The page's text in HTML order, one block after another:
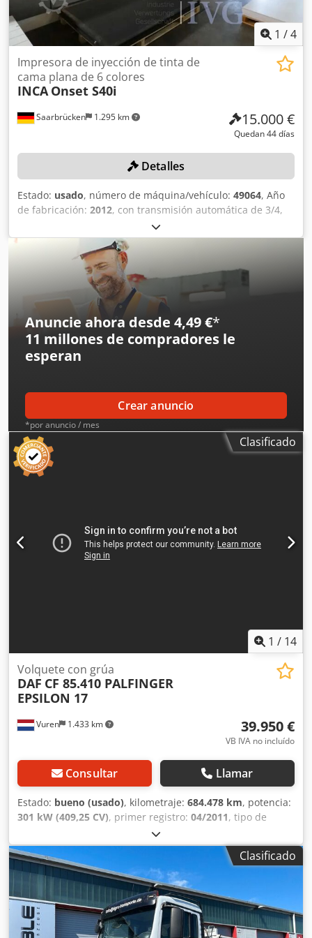
1 /4
Saarbrücken 1.295 km
Impresora de inyección de tinta de
cama plana de 6 colores
INCA Onset S40i
15.000 €
Quedan 44 días
Detalles
Estado: usado, número de máquina/vehículo: 49064, Año
de fabricación: 2012, con transmisión automática de 3/4,
kit antiestático, peso: aproximadamente 6000 kg, 6 colores,
con sistema de apilamiento lateral izquierdo con mesa
elevadora de tijera, mesa de transferencia lateral derecha
con elementos plegables neumáticos, unidad de control,
sistema de escáner láser SICK, 1 depósito de aire
comprimido ATLAS COPCO Ø 60 x 150 cm, sistema de
refrigeración/unidad de enfriamiento industrial PARKER
Hyperchill Hiross, R407c (el sistema de refrigeración está
defectuoso). Dsdpfjzqzaqox Acyekr
Anuncie ahora desde 4,49 €*
11 millones de compradores le
esperan
Crear anuncio
*por anuncio / mes
Clasificado
1 / 14
Vuren 1.433 km
Volquete con grúa
DAF CF 85.410 PALFINGER
EPSILON 17
39.950 €
VB IVA no incluído
Consultar Llamar
Estado: bueno (usado), kilometraje: 684.478 km, potencia:
301 kW (409,25 CV), primer registro: 04/2011, tipo de
, tamaño del neumático:
configuración de ejes:8x4, distancia entre ejes:4.620 mm,
combustible:diésel
, cabina del conductor:
cabina del conductor, tipo de engranaje:
número de marchas:16, clase de emisión:
amortiguación:acero, número de asientos:2, longitud
total:
9.200 mm, ancho total: 2.550 mm, altura total: 3.860
mm, longitud del espacio de carga:5.490 mm, anchura
Clasificado